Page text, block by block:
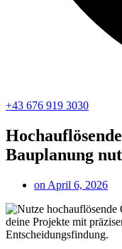
+43 676 919 3030
Bauplanung
on April 6, 2026